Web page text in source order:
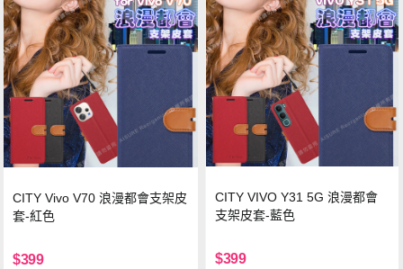
CITY Vivo V70 浪漫都會支架皮
套-紅色
$399
CITY VIVO Y31 5G 浪漫都會
支架皮套-藍色
$399